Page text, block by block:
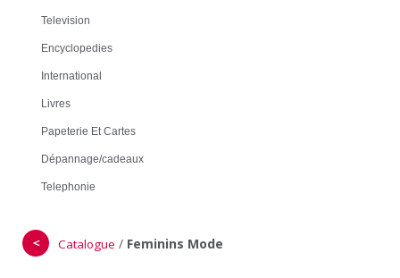
Television
Encyclopedies
International
Livres
Papeterie Et Cartes
Dépannage/cadeaux
Telephonie
＜ Catalogue / Feminins Mode